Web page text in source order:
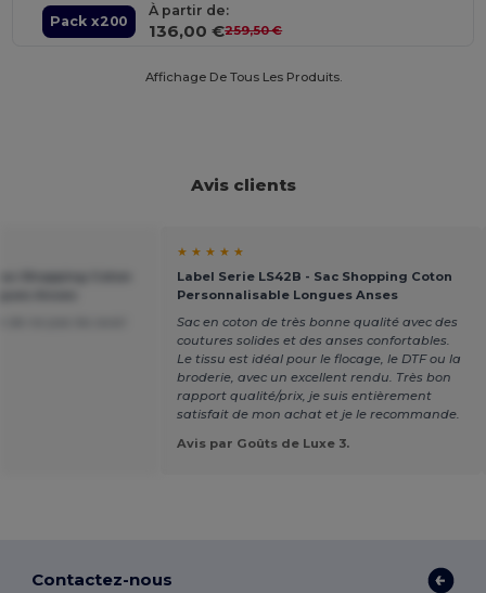
Pack x200
À partir de:
136,00 €259,50 €
Affichage De Tous Les Produits.
Avis clients
★ ★ ★ ★ ★
Label Serie LS42B - Sac Shopping Coton
Personnalisable Longues Anses
Sac en coton de très bonne qualité avec des
coutures solides et des anses confortables.
Le tissu est idéal pour le flocage, le DTF ou la
broderie, avec un excellent rendu. Très bon
rapport qualité/prix, je suis entièrement
satisfait de mon achat et je le recommande.
Avis par Goûts de Luxe 3.
Contactez-nous